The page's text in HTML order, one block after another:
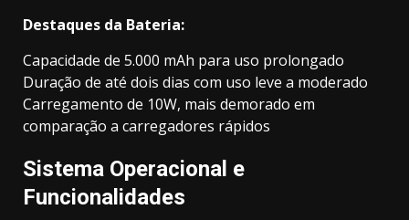
Destaques da Bateria:
Capacidade de 5.000 mAh para uso prolongado
Duração de até dois dias com uso leve a moderado
Carregamento de 10W, mais demorado em
comparação a carregadores rápidos
Sistema Operacional e
Funcionalidades